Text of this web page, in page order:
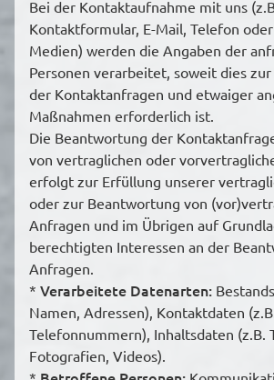
Bei der Kontaktaufnahme mit uns
Kontaktformular, E-Mail, Telefon
Medien) werden die Angaben der
Personen verarbeitet, soweit dies
der Kontaktanfragen und etwaiger
Maßnahmen erforderlich ist.
Die Beantwortung der
von vertraglichen oder
erfolgt zur Erfüllung unserer
oder zur Beantwortung von
Anfragen und im Übrigen auf
berechtigten Interessen an der
Anfragen.
* Verarbeitete Datenarten:
Namen, Adressen), Kontaktdaten
Telefonnummern), Inhaltsdaten (z.B.
Fotografien, Videos).